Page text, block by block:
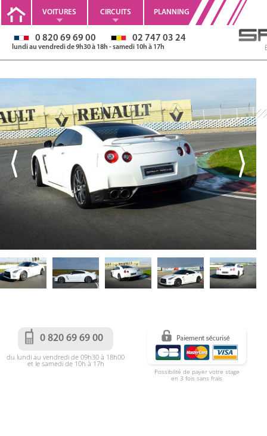
VOITURES CIRCUITS PLANNING
0 820 69 69 00 02 747 03 24
lundi au vendredi de 9h30 à 18h - samedi 10h à 17h
0 820 69 69 00
du lundi au vendredi de 09h30 à 18h00
et le samedi de 10h à 17h
Possibilité de payer votre stage
en 3 fois sans frais